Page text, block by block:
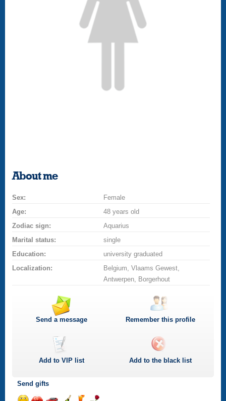
About me
Sex:
Female
Age:
48 years old
Zodiac sign:
Aquarius
Marital status:
single
Education:
university graduated
Localization:
Belgium, Vlaams Gewest,
Antwerpen, Borgerhout
Send a message Remember this profile
Add toVIP list Add to the black list
Send gifts